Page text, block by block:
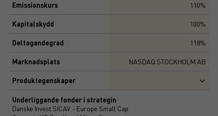
Emissionskurs 110%
Kapitalskydd 100%
Deltagandegrad 118%
Marknadsplats NASDAQ STOCKHOLM AB
Produktegenskaper
Underliggande fonder i strategin
Danske Invest SICAV - Europe Small Cap